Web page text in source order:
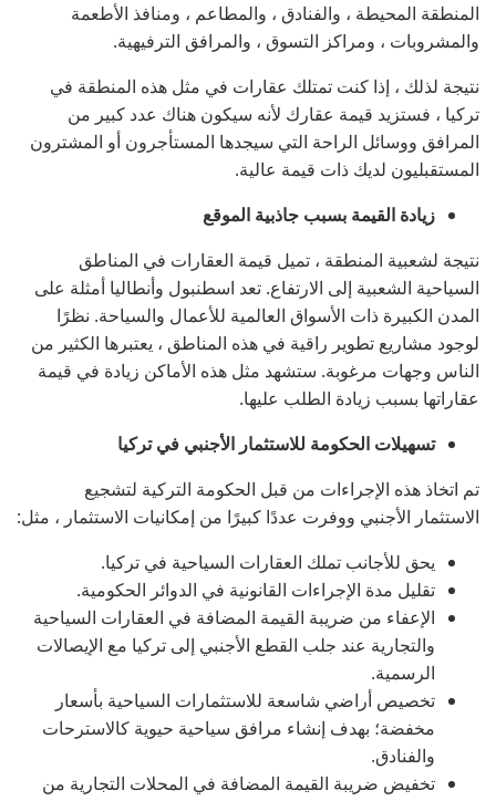
المنطقة المحيطة ، والفنادق ، والمطاعم ، ومنافذ الأطعمة
والمشروبات ، ومراكز التسوق ، والمرافق الترفيهية.
نتيجة لذلك ، إذا كنت تمتلك عقارات في مثل هذه المنطقة في
تركيا ، فستزيد قيمة عقارك لأنه سيكون هناك عدد كبير من
المرافق ووسائل الراحة التي سيجدها المستأجرون أو المشترون
المستقبليون لديك ذات قيمة عالية.
زيادة القيمة بسبب جاذبية الموقع
نتيجة لشعبية المنطقة ، تميل قيمة العقارات في المناطق
السياحية الشعبية إلى الارتفاع. تعد اسطنبول وأنطاليا أمثلة على
المدن الكبيرة ذات الأسواق العالمية للأعمال والسياحة. نظرًا
لوجود مشاريع تطوير راقية في هذه المناطق ، يعتبرها الكثير من
الناس وجهات مرغوبة. ستشهد مثل هذه الأماكن زيادة في قيمة
عقاراتها بسبب زيادة الطلب عليها.
تسهيلات الحكومة للاستثمار الأجنبي في تركيا
تم اتخاذ هذه الإجراءات من قبل الحكومة التركية لتشجيع
الاستثمار الأجنبي ووفرت عددًا كبيرًا من إمكانيات الاستثمار ، مثل:
يحق للأجانب تملك العقارات السياحية في تركيا.
تقليل مدة الإجراءات القانونية في الدوائر الحكومية.
الإعفاء من ضريبة القيمة المضافة في العقارات السياحية
والتجارية عند جلب القطع الأجنبي إلى تركيا مع الإيصالات
الرسمية.
تخصيص أراضي شاسعة للاستثمارات السياحية بأسعار
مخفضة؛ بهدف إنشاء مرافق سياحية حيوية كالاسترحات
والفنادق.
تخفيض ضريبة القيمة المضافة في المحلات التجارية من